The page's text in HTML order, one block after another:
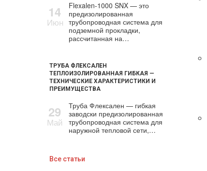
14
Июн
Flexalen-1000 SNX — это
предизолированная
трубопроводная система для
подземной прокладки,
рассчитанная на…
ТРУБА ФЛЕКСАЛЕН
ТЕПЛОИЗОЛИРОВАННАЯ ГИБКАЯ —
ТЕХНИЧЕСКИЕ ХАРАКТЕРИСТИКИ И
ПРЕИМУЩЕСТВА
29
Май
Труба Флексален — гибкая
заводски предизолированная
трубопроводная система для
наружной тепловой сети,…
Все статьи